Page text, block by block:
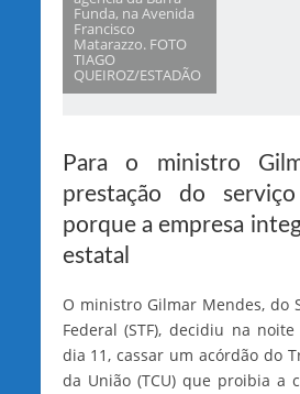
Funda, na Avenida
Francisco
Matarazzo. FOTO
TIAGO
QUEIROZ/ESTADÃO
Para o ministro
prestação do
porque a empresa
estatal
O ministro Gilmar Mendes, do
Federal (STF), decidiu na
dia 11, cassar um acórdão do
da União (TCU) que proibia a